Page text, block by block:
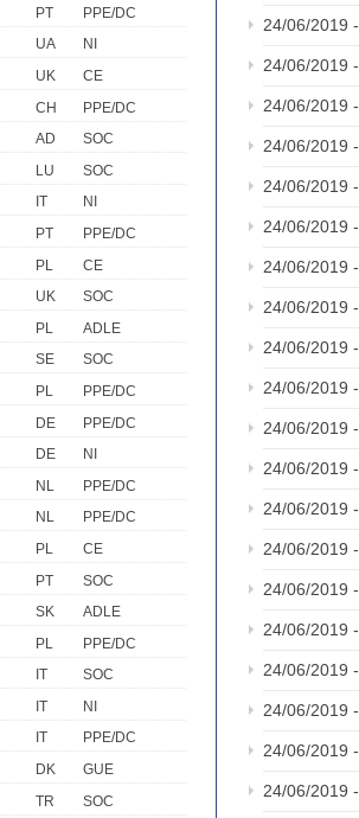
PT
PPE/DC
UA
NI
UK
CE
CH
PPE/DC
AD
SOC
LU
SOC
IT
NI
PT
PPE/DC
PL
CE
UK
SOC
PL
ADLE
SE
SOC
PL
PPE/DC
DE
PPE/DC
DE
NI
NL
PPE/DC
NL
PPE/DC
PL
CE
PT
SOC
SK
ADLE
PL
PPE/DC
IT
SOC
IT
NI
IT
PPE/DC
DK
GUE
TR
SOC
24/06/2019 -
24/06/2019 -
24/06/2019 -
24/06/2019 -
24/06/2019 -
24/06/2019 -
24/06/2019 -
24/06/2019 -
24/06/2019 -
24/06/2019 -
24/06/2019 -
24/06/2019 -
24/06/2019 -
24/06/2019 -
24/06/2019 -
24/06/2019 -
24/06/2019 -
24/06/2019 -
24/06/2019 -
24/06/2019 -